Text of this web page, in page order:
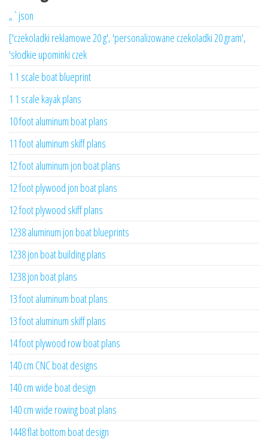
„`json
['czekoladki reklamowe 20 g', 'personalizowane czekoladki 20 gram',
'słodkie upominki czek
1 1 scale boat blueprint
1 1 scale kayak plans
10 foot aluminum boat plans
11 foot aluminum skiff plans
12 foot aluminum jon boat plans
12 foot plywood jon boat plans
12 foot plywood skiff plans
1238 aluminum jon boat blueprints
1238 jon boat building plans
1238 jon boat plans
13 foot aluminum boat plans
13 foot aluminum skiff plans
14 foot plywood row boat plans
140 cm CNC boat designs
140 cm wide boat design
140 cm wide rowing boat plans
1448 flat bottom boat design